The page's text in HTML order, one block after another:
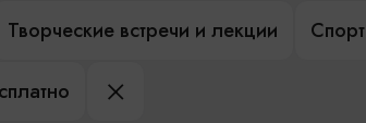
Творческие встречи и лекции Спорт